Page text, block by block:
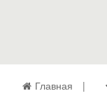
Главная